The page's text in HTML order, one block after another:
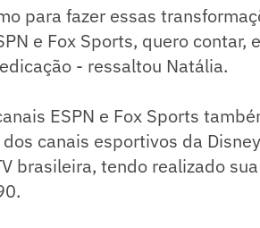
para fazer essas
e Fox Sports, quero contar,
- ressaltou Natália.
ESPN e Fox Sports
canais esportivos da
brasileira, tendo realizado